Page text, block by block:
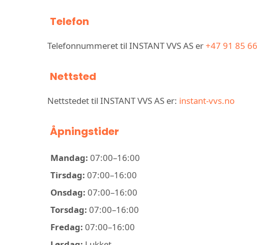
Telefon
Telefonnummeret til INSTANT VVS AS er+47 91 85
Nettsted
Nettstedet til INSTANT VVS AS er: instant-vvs.no
Åpningstider
Mandag: 07:00–16:00
Tirsdag: 07:00–16:00
Onsdag: 07:00–16:00
Torsdag: 07:00–16:00
Fredag: 07:00–16:00